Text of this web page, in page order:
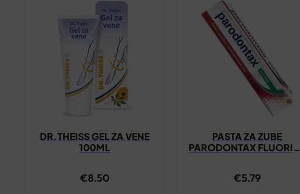
DR.THEISS GEL ZA VENE
100ML
€8.50
PASTA ZA ZUBE
PARODONTAX FLUORIDE
€5.79